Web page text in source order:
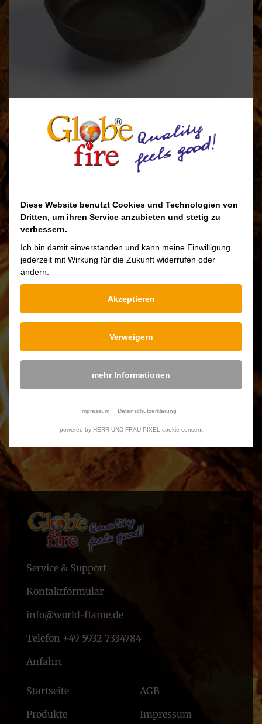
Voor gezond en duurzaam koken, bekijk
onze onderhoudshandleiding.
Pflege Gusseisernen Kochgeschirr
Gewicht
Service & Support
Kontaktformular
info@world-flame.de
Telefon +49 5932 7334784
Anfahrt
Startseite
Produkte
AGB
Impressum
Diese Website benutzt Cookies und Technologien von
Dritten, um ihren Service anzubieten und stetig zu
verbessern.
Ich bin damit einverstanden und kann meine Einwilligung
jederzeit mit Wirkung für die Zukunft widerrufen oder
ändern.
Akzeptieren
Verweigern
mehr Informationen
Impressum Datenschutzerklärung
powered by HERR UND FRAU PIXEL cookie consent